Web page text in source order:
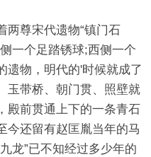
尊宋代遗物“镇门石
一个足踏锈球;西侧一个
遗物，明代的'时候就成了
玉带桥、朝门贯、照壁就
殿前贯通上下的一条青石
今还留有赵匡胤当年的马
龙”已不知经过多少年的